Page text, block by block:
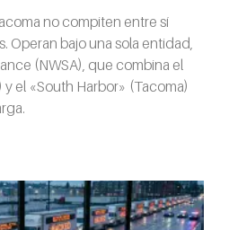
no compiten entre sí
Operan bajo una sola entidad,
(NWSA), que combina el
el «South Harbor» (Tacoma)